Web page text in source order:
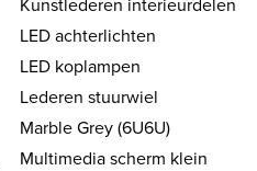
LED achterlichten
LED koplampen
Lederen stuurwiel
Marble Grey (6U6U)
Multimedia scherm klein